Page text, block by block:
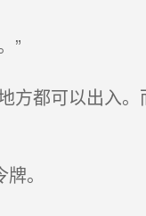
”
都可以出入
。